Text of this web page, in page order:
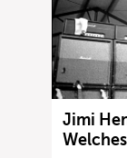
Jimi